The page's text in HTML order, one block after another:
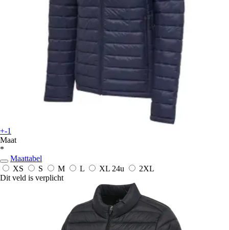
+-1
Maat
*
Maattabel
XS
S M L XL 24u
2XL
Dit veld is verplicht